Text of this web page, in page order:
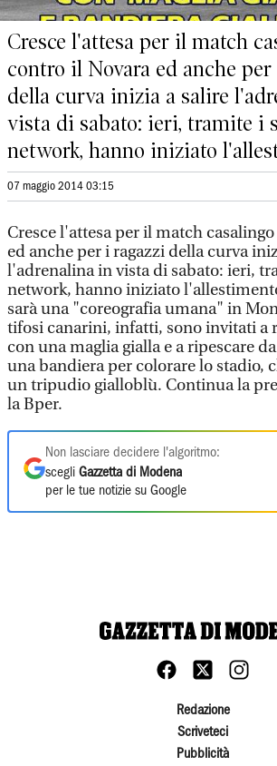
Cresce l'attesa per il match
contro il Novara ed anche
della curva inizia a salire
vista di sabato: ieri, tramite i
network, hanno iniziato
07 maggio 2014 03:15
Cresce l'attesa per il match
ed anche per i ragazzi della curva
l'adrenalina in vista di sabato: ieri,
network, hanno iniziato
sarà una "coreografia umana" in
tifosi canarini, infatti, sono invitati a
con una maglia gialla e a ripescare
una bandiera per colorare lo stadio,
un tripudio gialloblù. Continua la
la Bper.
Non lasciare decidere l'algoritmo:
scegli Gazzetta di Modena
per le tue notizie su Google
Redazione
Scriveteci
Pubblicità